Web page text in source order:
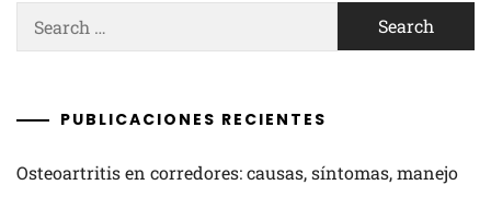
for:
PUBLICACIONES RECIENTES
Osteoartritis en corredores: causas, síntomas, manejo